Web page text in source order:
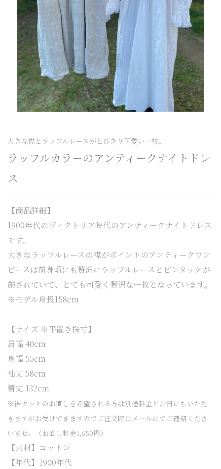
大きな襟とラッフルレースがとびきり可愛い一枚。
ラッフルカラーのアンティークナイトドレ
ス
【商品詳細】
1900年代のヴィクトリア時代のアンティークナイトドレス
です。
大きなラッフルレースの襟がポイントのアンティークワン
ピースは前身頃にも贅沢にラッフルレースとピンタックが
施されていて、とても可愛く贅沢な一枚となっています。
※モデル身長158cm
【サイズ ※平置き採寸】
肩幅 40cm
身幅 55cm
袖丈 58cm
着丈 132cm
※裾カットのお直しを希望される方は別途料金とお日にちいただ
きますがお受けできますのでご注文時にメールにてご連絡くださ
いませ。（お直し料金1,650円）
【素材】コットン
【年代】1900年代